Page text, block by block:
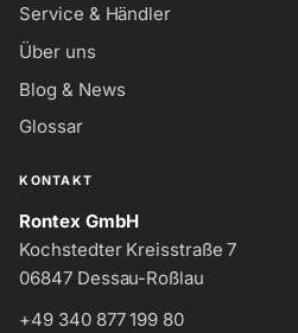
Service & Händler
Über uns
Blog & News
Glossar
KONTAKT
Rontex GmbH
Kochstedter Kreisstraße 7
06847 Dessau-Roßlau
+49 340 877 199 80